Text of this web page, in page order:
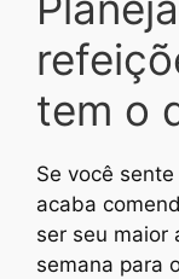
tem o
Se você
acaba
ser seu maior
semana para